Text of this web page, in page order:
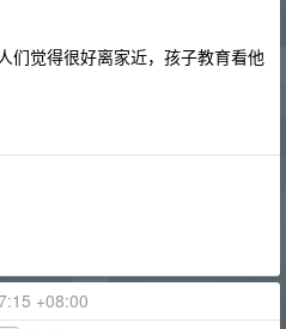
们觉得很好离家近，孩子教育看他
+08:00